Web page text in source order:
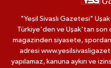
"Yeşil Sivaslı Gazetesi"
Türkiye'den ve Uşak'tan son
magazinden siyasete,
adresi
yapılamaz, kanuna aykırı ve